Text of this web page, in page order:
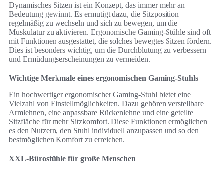
Dynamisches Sitzen ist ein Konzept, das immer mehr an
Bedeutung gewinnt. Es ermutigt dazu, die Sitzposition
regelmäßig zu wechseln und sich zu bewegen, um die
Muskulatur zu aktivieren. Ergonomische Gaming-Stühle sind oft
mit Funktionen ausgestattet, die solches bewegtes Sitzen fördern.
Dies ist besonders wichtig, um die Durchblutung zu verbessern
und Ermüdungserscheinungen zu vermeiden.
Wichtige Merkmale eines ergonomischen Gaming-Stuhls
Ein hochwertiger ergonomischer Gaming-Stuhl bietet eine
Vielzahl von Einstellmöglichkeiten. Dazu gehören verstellbare
Armlehnen, eine anpassbare Rückenlehne und eine geteilte
Sitzfläche für mehr Sitzkomfort. Diese Funktionen ermöglichen
es den Nutzern, den Stuhl individuell anzupassen und so den
bestmöglichen Komfort zu erreichen.
XXL-Bürostühle für große Menschen